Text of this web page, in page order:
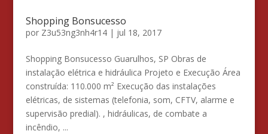
Shopping Bonsucesso
por Z3u53ng3nh4r14| jul 18, 2017
Shopping Bonsucesso Guarulhos, SP Obras de
instalação elétrica e hidráulica Projeto e Execução Área
construída: 110.000 m² Execução das instalações
elétricas, de sistemas (telefonia, som, CFTV, alarme e
supervisão predial). , hidráulicas, de combate a
incêndio, ...